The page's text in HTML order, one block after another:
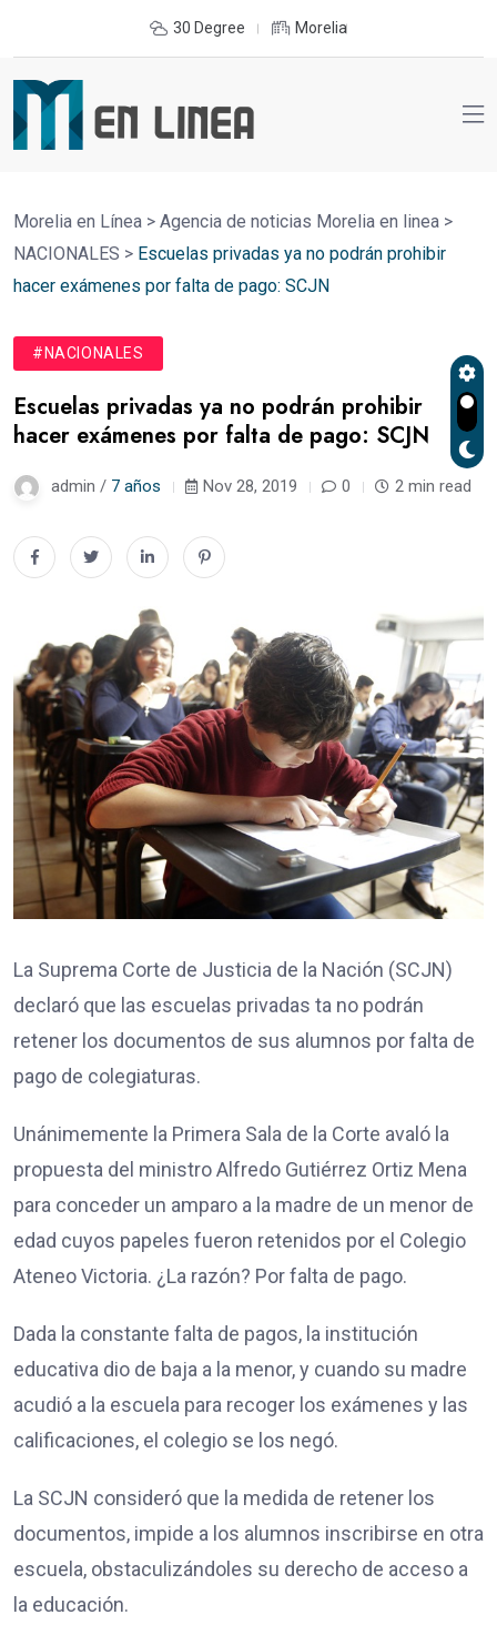
30 Degree Morelia
Morelia en Línea > Agencia de noticias Morelia en linea >
NACIONALES > Escuelas privadas ya no podrán prohibir
hacer exámenes por falta de pago: SCJN
#NACIONALES
Escuelas privadas ya no podrán prohibir
hacer exámenes por falta de pago: SCJN
admin / 7 años Nov 28, 2019 0 2 min read
La Suprema Corte de Justicia de la Nación (SCJN)
declaró que las escuelas privadas ta no podrán
retener los documentos de sus alumnos por falta de
pago de colegiaturas.
Unánimemente la Primera Sala de la Corte avaló la
propuesta del ministro Alfredo Gutiérrez Ortiz Mena
para conceder un amparo a la madre de un menor de
edad cuyos papeles fueron retenidos por el Colegio
Ateneo Victoria. ¿La razón? Por falta de pago.
Dada la constante falta de pagos, la institución
educativa dio de baja a la menor, y cuando su madre
acudió a la escuela para recoger los exámenes y las
calificaciones, el colegio se los negó.
La SCJN consideró que la medida de retener los
documentos, impide a los alumnos inscribirse en otra
escuela, obstaculizándoles su derecho de acceso a
la educación.